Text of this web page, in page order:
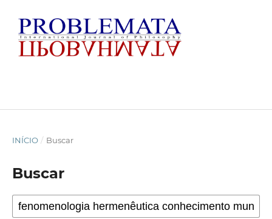
INÍCIO / Buscar
Buscar